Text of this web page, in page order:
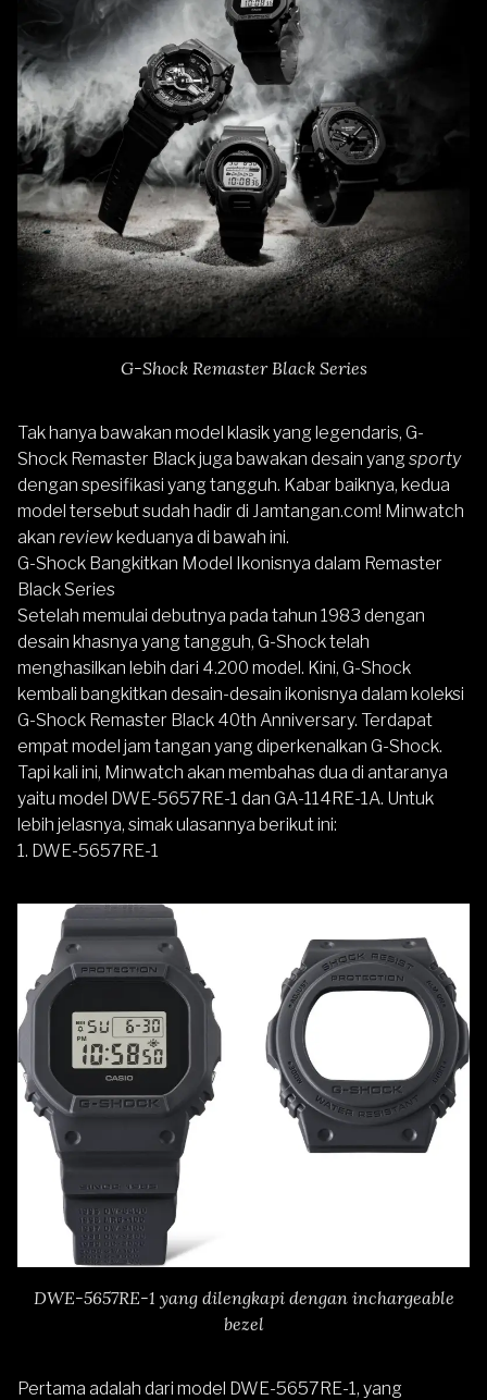
G-Shock Remaster Black Series
Tak hanya bawakan model klasik yang legendaris, G-
Shock Remaster Black juga bawakan desain yang sporty
dengan spesifikasi yang tangguh. Kabar baiknya, kedua
model tersebut sudah hadir di Jamtangan.com! Minwatch
akan reviewkeduanya di bawah ini.
G-Shock Bangkitkan Model Ikonisnya dalam Remaster
Black Series
Setelah memulai debutnya pada tahun 1983 dengan
desain khasnya yang tangguh, G-Shock telah
menghasilkan lebih dari 4.200 model. Kini, G-Shock
kembali bangkitkan desain-desain ikonisnya dalam koleksi
G-Shock Remaster Black 40th Anniversary. Terdapat
empat model jam tangan yang diperkenalkan G-Shock.
Tapi kali ini, Minwatch akan membahas dua di antaranya
yaitu model DWE-5657RE-1 dan GA-114RE-1A. Untuk
lebih jelasnya, simak ulasannya berikut ini:
1. DWE-5657RE-1
DWE-5657RE-1 yang dilengkapi dengan inchargeable
bezel
Pertama adalah dari model DWE-5657RE-1, yang